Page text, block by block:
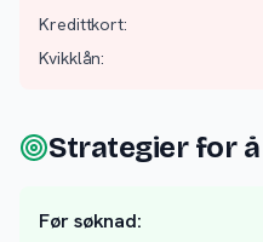
Kredittkort:
Kvikklån:
Strategier for
Før søknad: